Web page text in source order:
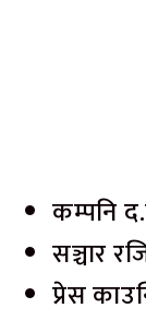
कम्पनि
सञ्चार
प्रेस